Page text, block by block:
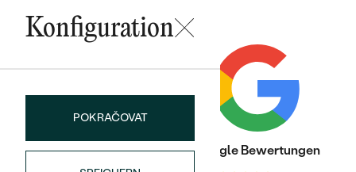
MINIMALISTISCH
NACH DER FARBE
Meistverkaufte
Ohrrinnge
Meistverkaufte
Ringe
Konfiguration
POKRAČOVAT
Trusted shop BewertungenGoogle Bewertungen